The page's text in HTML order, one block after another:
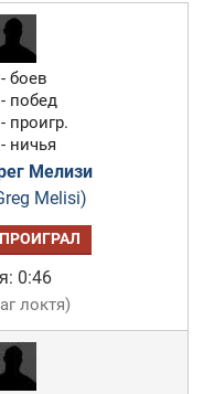
боев
побед
проигр.
ничья
Мелизи
Melisi)
ПРОИГРАЛ
0:46
локтя)